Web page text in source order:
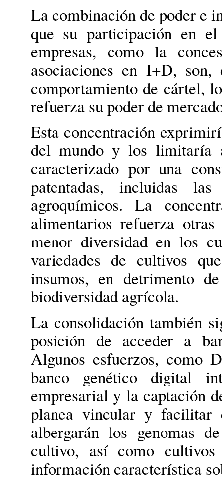
La combinación de poder e
que su participación en el
empresas, como la
asociaciones en I+D,
comportamiento de cártel,
refuerza su poder de
Esta concentración
del mundo y los limitaría
caracterizado por una
patentadas, incluidas
agroquímicos. La
alimentarios refuerza
menor diversidad en los
variedades de cultivos
insumos, en detrimento
biodiversidad agrícola.
La consolidación también
posición de acceder a
Algunos esfuerzos, como
banco genético digital
empresarial y la captación
planea vincular y facilitar
albergarán los genomas
cultivo, así como cultivos
información característica